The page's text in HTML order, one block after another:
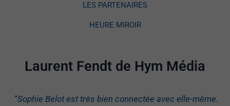
LES PARTENAIRES
HEURE MIROIR
Laurent Fendt de Hym Média
“Sophie Belot est très bien connectée avec elle-même.